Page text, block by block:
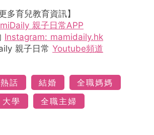
多育兒教育資訊】
親子日常APP
Instagram: mamidaily.hk
親子日常 Youtube頻道
話 結婚
全職媽媽
大學 全職主婦